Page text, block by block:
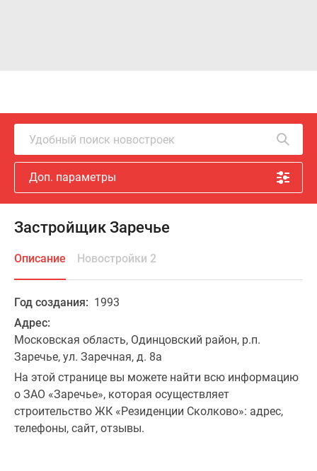
Удобный поиск новостроек
Доп. параметры
Застройщик Заречье
Описание Новостройки 2
Год создания: 1993
Адрес:
Московская область, Одинцовский район, р.п.
Заречье, ул. Заречная, д. 8а
На этой странице вы можете найти всю информацию
о ЗАО «Заречье», которая осуществляет
строительство ЖК «Резиденции Сколково»: адрес,
телефоны, сайт, отзывы.